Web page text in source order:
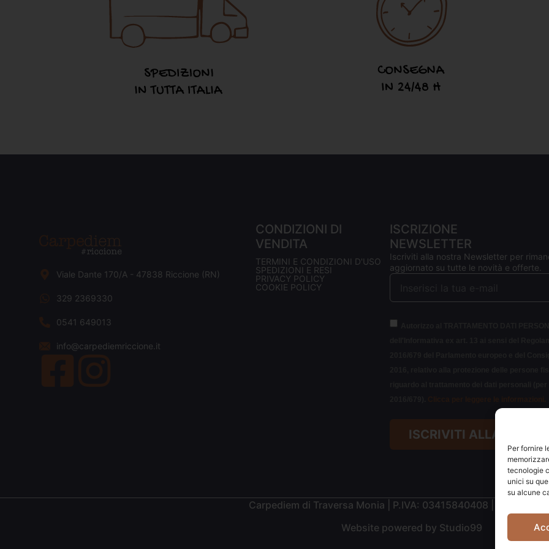
Per fornire
tecnologie
unici su
su alcune
Viale Dante 170/A - 47838 Riccione (RN)
329 2369330
0541 649013
info@carpediemriccione.it
CONDIZIONI DI
VENDITA
TERMINI E CONDIZIONI D'USO
SPEDIZIONI E RESI
PRIVACY POLICY
COOKIE POLICY
ISCRIZIONE
NEWSLETTER
Iscriviti alla nostra Newsletter per
aggiornato su tutte le novità e offerte.
ISCRIVITI ALLA
Carpediem di Traversa Monia | P.IVA: 03415840408 | REA: RN-
Website powered by Studio99